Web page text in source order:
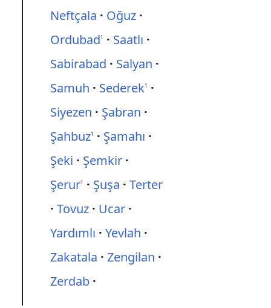
Neftçala
Oğuz
Ordubad1
Saatlı
Sabirabad
Salyan
Samuh
Sederek1
Siyezen
Şabran
Şahbuz1
Şamahı
Şeki
Şemkir
Şerur1 Şuşa
Terter
Tovuz
Ucar
Yardımlı
Yevlah
Zakatala
Zengilan
Zerdab